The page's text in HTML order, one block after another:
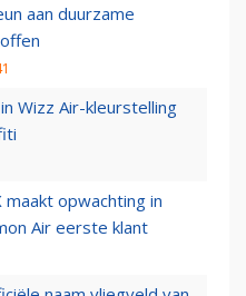
aan duurzame
Wizz Air-kleurstelling
maakt opwachting in
Air eerste klant